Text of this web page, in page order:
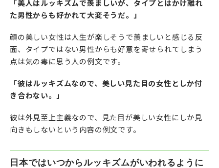
「美人はルッキズムで羨ましいが、タイプとはかけ離れ
た男性からも好かれて大変そうだ。」
顔の美しい女性は人生が楽しそうで羨ましいと感じる反
面、タイプではない男性からも好意を寄せられてしまう
点は気の毒に思う人の例文です。
「彼はルッキズムなので、美しい見た目の女性としか付
き合わない。」
彼は外見至上主義なので、見た目が美しい女性にしか見
向きもしないという内容の例文です。
日本ではいつからルッキズムがいわれるように